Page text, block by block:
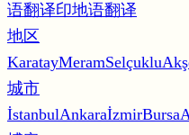
语翻译印地语翻译
地区
KaratayMeramSelçuklu
城市
İstanbulAnkaraİzmirBursa